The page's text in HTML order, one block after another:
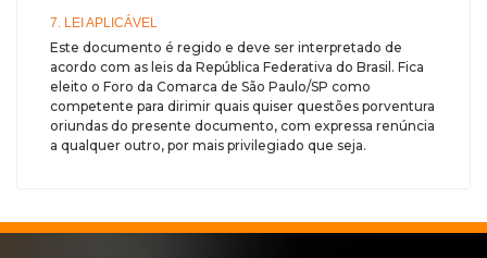
7. LEI APLICÁVEL
Este documento é regido e deve ser interpretado de
acordo com as leis da República Federativa do Brasil. Fica
eleito o Foro da Comarca de São Paulo/SP como
competente para dirimir quais quiser questões porventura
oriundas do presente documento, com expressa renúncia
a qualquer outro, por mais privilegiado que seja.